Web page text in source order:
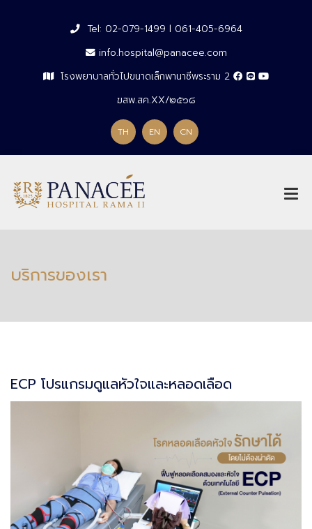
Tel: 02-079-1499 l 061-405-6964
info.hospital@panacee.com
โรงพยาบาลทั่วไปขนาดเล็กพานาซีพระราม 2
ฆสพ.สค.XX/๒๕๖๘
TH EN CN
บริการของเรา
ECP โปรแกรมดูแลหัวใจและหลอดเลือด